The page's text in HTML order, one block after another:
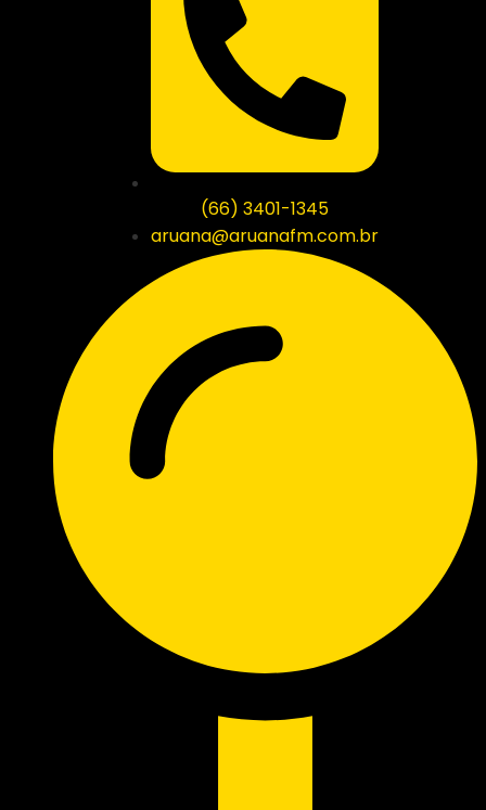
(66) 3401-1345
aruana@aruanafm.com.br